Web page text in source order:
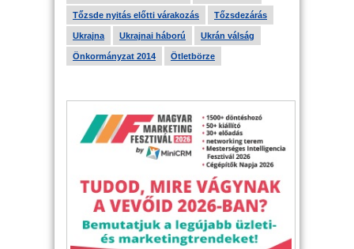
Tőzsde nyitás előtti várakozás Tőzsdezárás
Ukrajna Ukrajnai háború Ukrán válság
Önkormányzat 2014 Ötletbörze